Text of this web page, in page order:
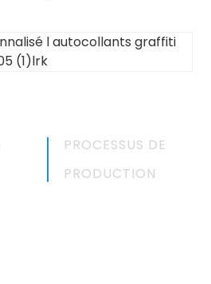
PROCESSUS DE
PRODUCTION